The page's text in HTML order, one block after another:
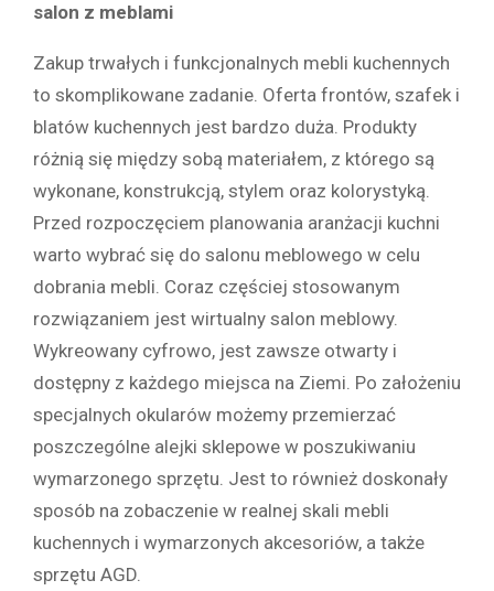
salon z meblami
Zakup trwałych i funkcjonalnych mebli kuchennych
to skomplikowane zadanie. Oferta frontów, szafek i
blatów kuchennych jest bardzo duża. Produkty
różnią się między sobą materiałem, z którego są
wykonane, konstrukcją, stylem oraz kolorystyką.
Przed rozpoczęciem planowania aranżacji kuchni
warto wybrać się do salonu meblowego w celu
dobrania mebli. Coraz częściej stosowanym
rozwiązaniem jest wirtualny salon meblowy.
Wykreowany cyfrowo, jest zawsze otwarty i
dostępny z każdego miejsca na Ziemi. Po założeniu
specjalnych okularów możemy przemierzać
poszczególne alejki sklepowe w poszukiwaniu
wymarzonego sprzętu. Jest to również doskonały
sposób na zobaczenie w realnej skali mebli
kuchennych i wymarzonych akcesoriów, a także
sprzętu AGD.